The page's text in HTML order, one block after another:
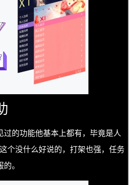
的功能他基本上都有，毕竟是人
个没什么好说的，打架也强，任务
。